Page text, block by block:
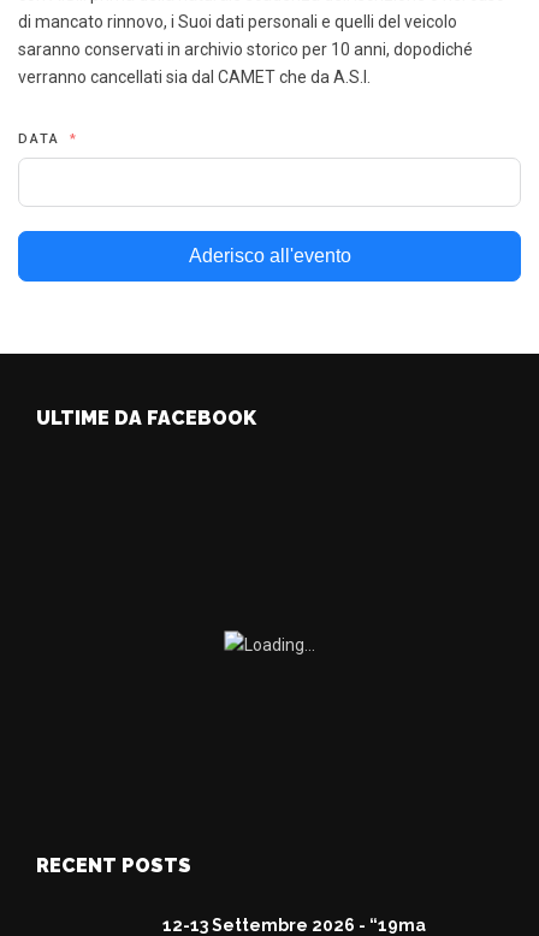
di mancato rinnovo, i Suoi dati personali e quelli del veicolo
saranno conservati in archivio storico per 10 anni, dopodiché
verranno cancellati sia dal CAMET che da A.S.I.
DATA
Aderisco all'evento
ULTIME DA FACEBOOK
RECENT POSTS
12-13 Settembre 2026 - “19ma